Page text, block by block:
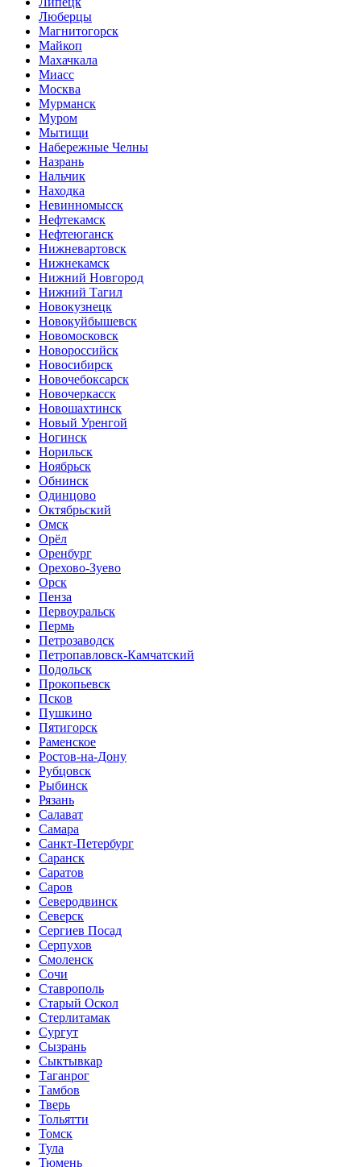
Люберцы
Магнитогорск
Майкоп
Махачкала
Миасс
Москва
Мурманск
Муром
Мытищи
Набережные Челны
Назрань
Нальчик
Находка
Невинномысск
Нефтекамск
Нефтеюганск
Нижневартовск
Нижнекамск
Нижний Новгород
Нижний Тагил
Новокузнецк
Новокуйбышевск
Новомосковск
Новороссийск
Новосибирск
Новочебоксарск
Новочеркасск
Новошахтинск
Новый Уренгой
Ногинск
Норильск
Ноябрьск
Обнинск
Одинцово
Октябрьский
Омск
Орёл
Оренбург
Орехово-Зуево
Орск
Пенза
Первоуральск
Пермь
Петрозаводск
Петропавловск-Камчатский
Подольск
Прокопьевск
Псков
Пушкино
Пятигорск
Раменское
Ростов-на-Дону
Рубцовск
Рыбинск
Рязань
Салават
Самара
Санкт-Петербург
Саранск
Саратов
Саров
Северодвинск
Северск
Сергиев Посад
Серпухов
Смоленск
Сочи
Ставрополь
Старый Оскол
Стерлитамак
Сургут
Сызрань
Сыктывкар
Таганрог
Тамбов
Тверь
Тольятти
Томск
Тула
Тюмень